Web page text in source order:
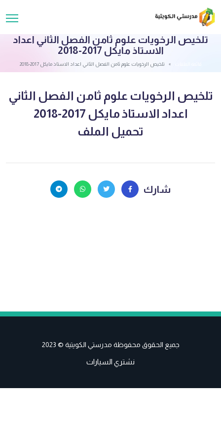
تلخيص الرخويات علوم ثامن الفصل الثاني اعداد
الاستاذ مايكل 2017-2018
تلخيص الرخويات علوم ثامن الفصل الثاني اعداد الاستاذ مايكل 2017-2018
تلخيص الرخويات علوم ثامن الفصل الثاني
اعداد الاستاذ مايكل 2017-2018
تحميل الملف
شارك
جميع الحقوق محفوظة مدرستي الكويتية © 2023
نشتري السيارات